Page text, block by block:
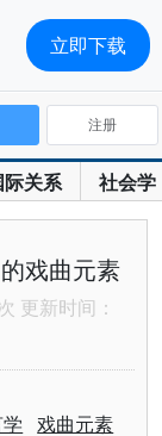
际关系 社会学
注册
戏曲元素
更新时间：
戏曲元素
立即下载